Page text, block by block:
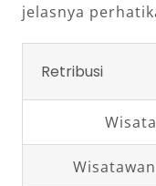
jelasnya
Retribusi